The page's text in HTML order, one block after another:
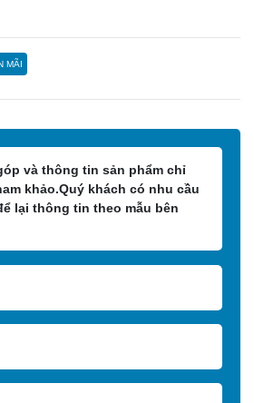
MÃI
và thông tin sản phẩm chỉ
khảo.Quý khách có nhu cầu
lại thông tin theo mẫu bên